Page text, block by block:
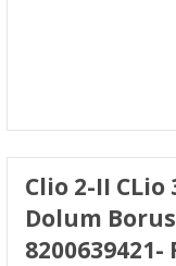
Clio 2-II
Dolum